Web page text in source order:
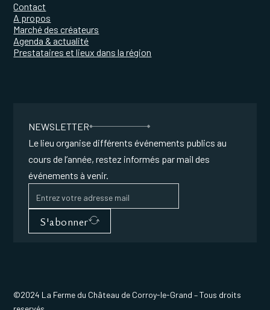
Contact
A propos
Marché des créateurs
Agenda & actualité
Prestataires et lieux dans la région
NEWSLETTER
Le lieu organise différents événements publics au
cours de l’année, restez informés par mail des
événements à venir.
S'abonner
©2024 La Ferme du Château de Corroy-le-Grand – Tous droits